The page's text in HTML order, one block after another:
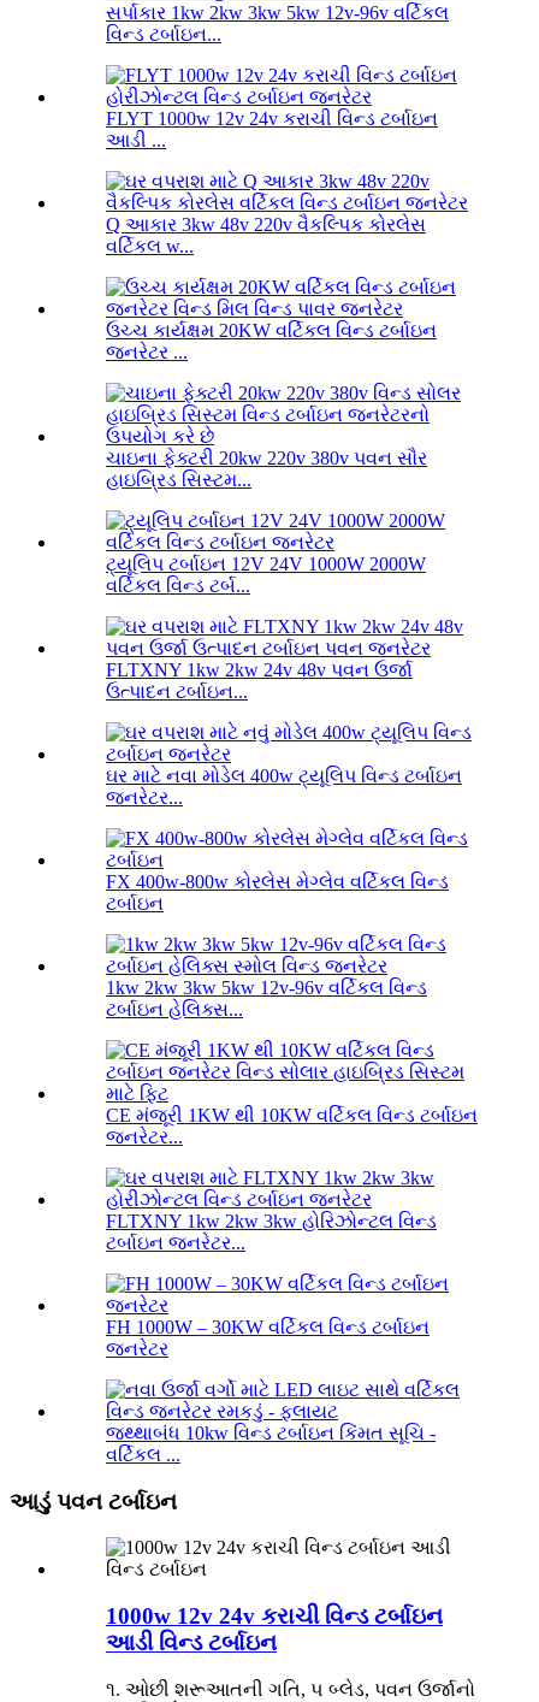
સર્પાકાર 1kw 2kw 3kw 5kw 12v-96v વર્ટિકલ
વિન્ડ ટર્બાઇન...
FLYT 1000w 12v 24v કરાચી વિન્ડ ટર્બાઇન
આડી ...
Q આકાર 3kw 48v 220v વૈકલ્પિક કોરલેસ
વર્ટિકલ w...
ઉચ્ચ કાર્યક્ષમ 20KW વર્ટિકલ વિન્ડ ટર્બાઇન
જનરેટર ...
ચાઇના ફેક્ટરી 20kw 220v 380v પવન સૌર
હાઇબ્રિડ સિસ્ટમ...
ટ્યૂલિપ ટર્બાઇન 12V 24V 1000W 2000W
વર્ટિકલ વિન્ડ ટર્બ...
FLTXNY 1kw 2kw 24v 48v પવન ઉર્જા
ઉત્પાદન ટર્બાઇન...
ઘર માટે નવા મોડેલ 400w ટ્યૂલિપ વિન્ડ ટર્બાઇન
જનરેટર...
FX 400w-800w કોરલેસ મેગ્લેવ વર્ટિકલ વિન્ડ
ટર્બાઇન
1kw 2kw 3kw 5kw 12v-96v વર્ટિકલ વિન્ડ
ટર્બાઇન હેલિક્સ...
CE મંજૂરી 1KW થી 10KW વર્ટિકલ વિન્ડ ટર્બાઇન
જનરેટર...
FLTXNY 1kw 2kw 3kw હોરિઝોન્ટલ વિન્ડ
ટર્બાઇન જનરેટર...
FH 1000W – 30KW વર્ટિકલ વિન્ડ ટર્બાઇન
જનરેટર
જથ્થાબંધ 10kw વિન્ડ ટર્બાઇન કિંમત સૂચિ -
વર્ટિકલ ...
આડું પવન ટર્બાઇન
1000w 12v 24v કરાચી વિન્ડ ટર્બાઇન
આડી વિન્ડ ટર્બાઇન
૧. ઓછી શરૂઆતની ગતિ, ૫ બ્લેડ, પવન ઉર્જાનો